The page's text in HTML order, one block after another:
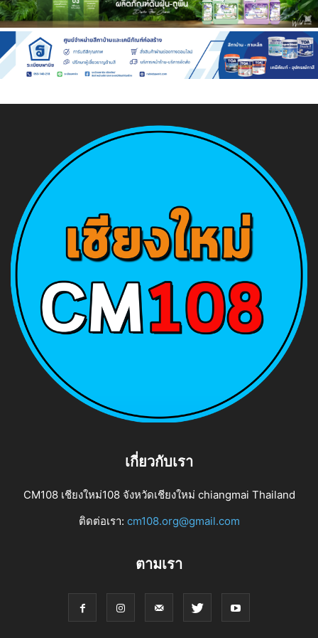
เกี่ยวกับเรา
CM108 เชียงใหม่108 จังหวัดเชียงใหม่ chiangmai Thailand
ติดต่อเรา: cm108.org@gmail.com
ตามเรา